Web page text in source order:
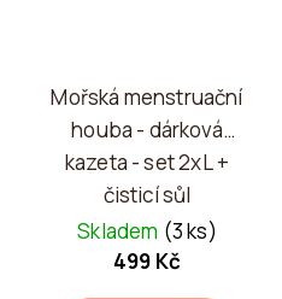
Mořská menstruační
houba - dárková
kazeta - set 2xL +
čisticí sůl
Skladem (3 ks)
499 Kč